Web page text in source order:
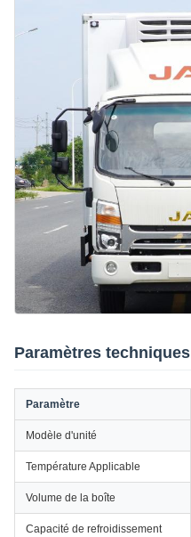
Paramètres techniques
Paramètre
Modèle d'unité
Température Applicable
Volume de la boîte
Capacité de refroidissement